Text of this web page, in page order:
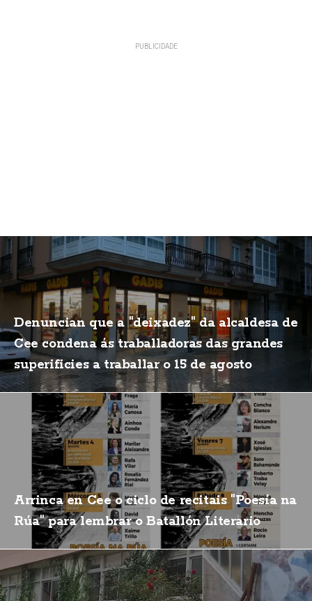
Denuncian que a "deixadez" da alcaldesa de
Cee condena ás traballadoras das grandes
superificies a traballar o 15 de agosto
Arrinca en Cee o ciclo de recitais "Poesía na
Rúa" para lembrar o Batallón Literario